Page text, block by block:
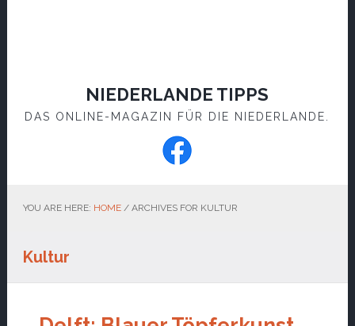
NIEDERLANDE TIPPS
DAS ONLINE-MAGAZIN FÜR DIE NIEDERLANDE.
YOU ARE HERE: HOME /ARCHIVES FOR KULTUR
Kultur